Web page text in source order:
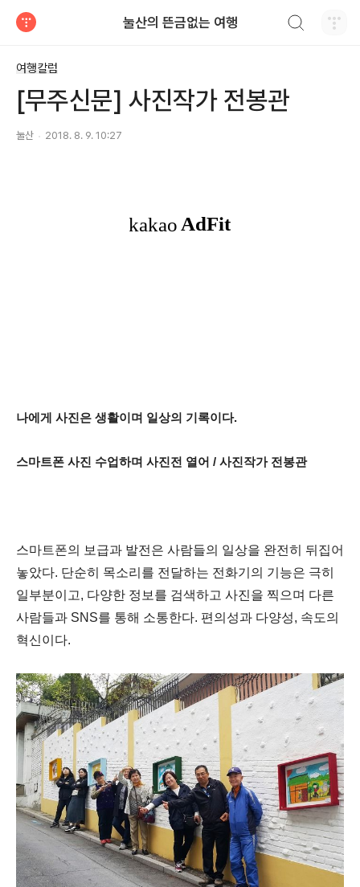
눌산의 뜬금없는 여행
여행칼럼
[무주신문] 사진작가 전봉관
눌산 2018. 8. 9. 10:27
나에게 사진은 생활이며 일상의 기록이다.
스마트폰 사진 수업하며 사진전 열어 / 사진작가 전봉관
스마트폰의 보급과 발전은 사람들의 일상을 완전히 뒤집어
놓았다. 단순히 목소리를 전달하는 전화기의 기능은 극히
일부분이고, 다양한 정보를 검색하고 사진을 찍으며 다른
사람들과 SNS를 통해 소통한다. 편의성과 다양성, 속도의
혁신이다.